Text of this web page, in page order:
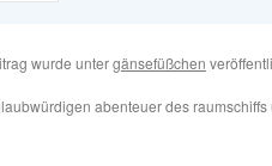
wurde untergänsefüßchen
abenteuer des raumschiffs